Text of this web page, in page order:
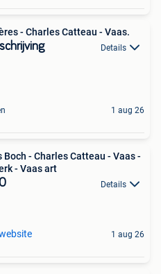
- Charles Catteau - Vaas.
Details
1 aug 26
Boch - Charles Catteau - Vaas -
- Vaas art
Details
1 aug 26